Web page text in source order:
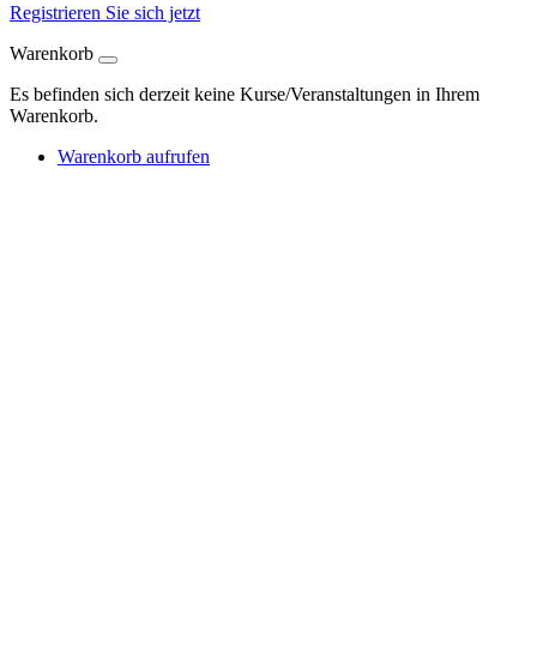
Registrieren Sie sich jetzt
Warenkorb
Es befinden sich derzeit keine Kurse/Veranstaltungen in Ihrem
Warenkorb.
Warenkorb aufrufen